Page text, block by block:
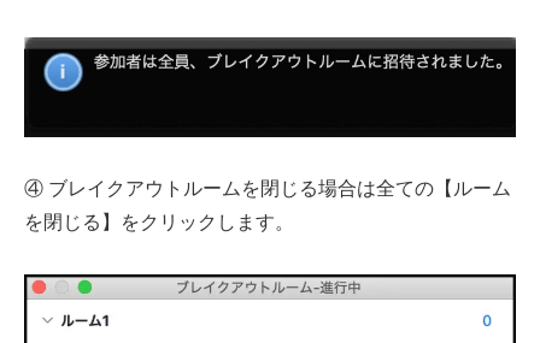
④ ブレイクアウトルームを閉じる場合は全ての【ルーム
を閉じる】をクリックします。